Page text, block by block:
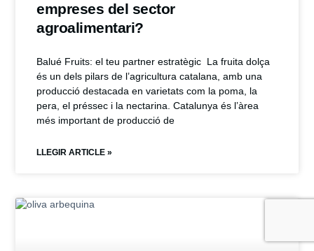
empreses del sector
agroalimentari?
Balué Fruits: el teu partner estratègic La fruita dolça
és un dels pilars de l’agricultura catalana, amb una
producció destacada en varietats com la poma, la
pera, el préssec i la nectarina. Catalunya és l’àrea
més important de producció de
LLEGIR ARTICLE »